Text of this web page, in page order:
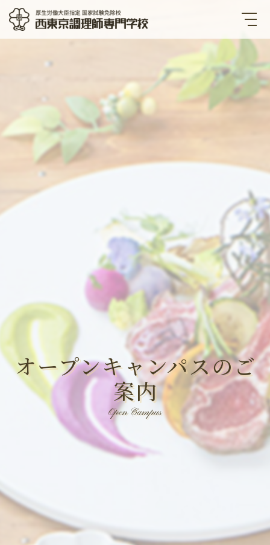
オープンキャンパスのご
案内
Open Campus